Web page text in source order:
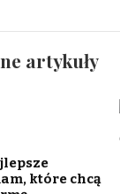
artykuły
które chcą